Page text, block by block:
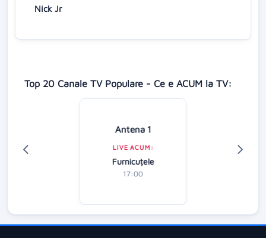
Nick Jr
Top 20 Canale TV Populare - Ce e ACUM la TV:
Antena 1
LIVE ACUM:
Furnicuțele
17:00